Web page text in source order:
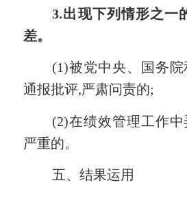
3.出现下列情形之一
差。
(1)被党中央、国务院
通报批评,严肃问责的;
(2)在绩效管理工作
严重的。
五、结果运用